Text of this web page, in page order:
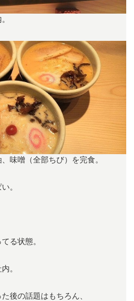
味噌（全部ちび）を完食。
。
る状態。
。
後の話題はもちろん、